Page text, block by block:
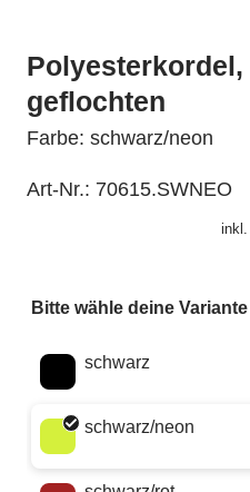
Polyesterkordel,
geflochten
Farbe: schwarz/neon
Art-Nr.: 70615.SWNEO
Bitte wähle deine
Wähle eine Farbe
schwarz
schwarz/neon